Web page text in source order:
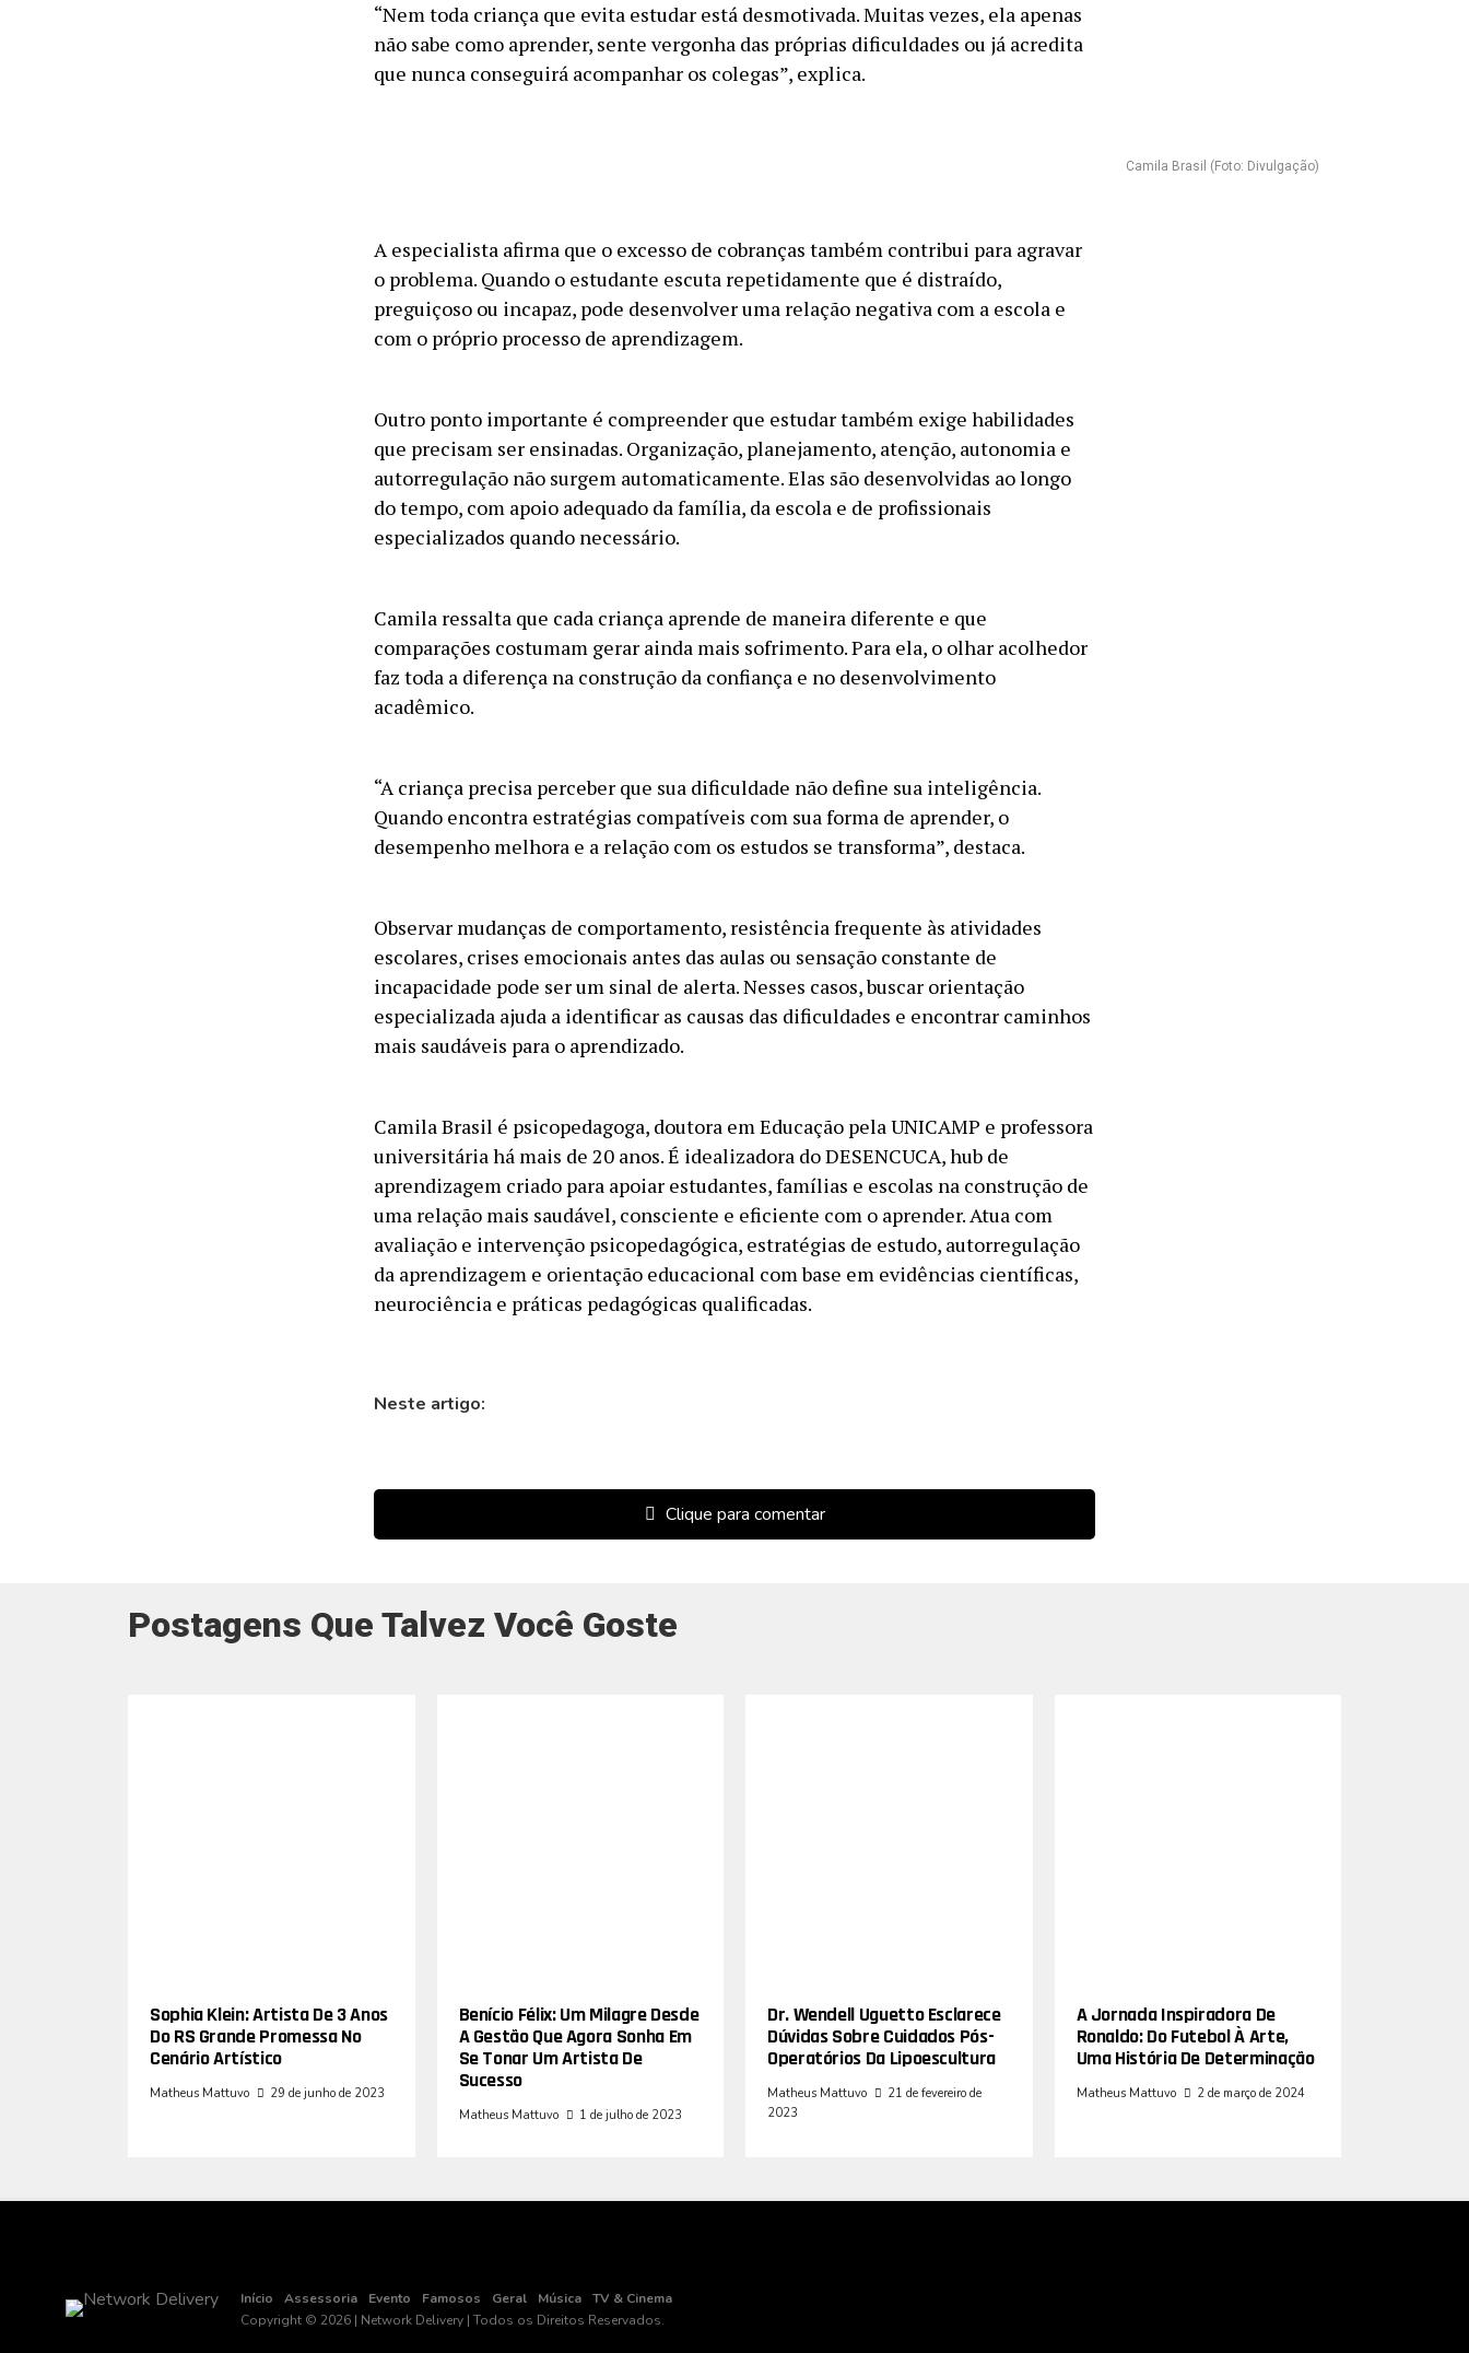
“Nem toda criança que evita estudar está desmotivada. Muitas vezes, ela apenas
não sabe como aprender, sente vergonha das próprias dificuldades ou já acredita
que nunca conseguirá acompanhar os colegas”, explica.
Camila Brasil (Foto: Divulgação)
A especialista afirma que o excesso de cobranças também contribui para agravar
o problema. Quando o estudante escuta repetidamente que é distraído,
preguiçoso ou incapaz, pode desenvolver uma relação negativa com a escola e
com o próprio processo de aprendizagem.
Outro ponto importante é compreender que estudar também exige habilidades
que precisam ser ensinadas. Organização, planejamento, atenção, autonomia e
autorregulação não surgem automaticamente. Elas são desenvolvidas ao longo
do tempo, com apoio adequado da família, da escola e de profissionais
especializados quando necessário.
Camila ressalta que cada criança aprende de maneira diferente e que
comparações costumam gerar ainda mais sofrimento. Para ela, o olhar acolhedor
faz toda a diferença na construção da confiança e no desenvolvimento
acadêmico.
“A criança precisa perceber que sua dificuldade não define sua inteligência.
Quando encontra estratégias compatíveis com sua forma de aprender, o
desempenho melhora e a relação com os estudos se transforma”, destaca.
Observar mudanças de comportamento, resistência frequente às atividades
escolares, crises emocionais antes das aulas ou sensação constante de
incapacidade pode ser um sinal de alerta. Nesses casos, buscar orientação
especializada ajuda a identificar as causas das dificuldades e encontrar caminhos
mais saudáveis para o aprendizado.
Camila Brasil é psicopedagoga, doutora em Educação pela UNICAMP e professora
universitária há mais de 20 anos. É idealizadora do DESENCUCA, hub de
aprendizagem criado para apoiar estudantes, famílias e escolas na construção de
uma relação mais saudável, consciente e eficiente com o aprender. Atua com
avaliação e intervenção psicopedagógica, estratégias de estudo, autorregulação
da aprendizagem e orientação educacional com base em evidências científicas,
neurociência e práticas pedagógicas qualificadas.
Neste artigo:
Clique para comentar
Postagens Que Talvez Você Goste
Sophia Klein: Artista De 3 Anos
Do RS Grande Promessa No
Cenário Artístico
Matheus Mattuvo 29 de junho de 2023
Benício Félix: Um Milagre Desde
A Gestão Que Agora Sonha Em
Se Tonar Um Artista De
Sucesso
Matheus Mattuvo 1 de julho de 2023
Dr. Wendell Uguetto Esclarece
Dúvidas Sobre Cuidados Pós-
Operatórios Da Lipoescultura
Matheus Mattuvo
21 de fevereiro de
2023
A Jornada Inspiradora De
Ronaldo: Do Futebol À Arte,
Uma História De Determinação
Matheus Mattuvo 2 de março de 2024
Início Assessoria Evento Famosos Geral Música
TV & Cinema
Copyright © 2026 | Network Delivery | Todos os Direitos Reservados.